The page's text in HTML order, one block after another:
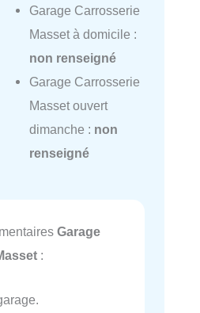
Garage Carrosserie
Masset à domicile :
non renseigné
Garage Carrosserie
Masset ouvert
dimanche : non
renseigné
Garage
: